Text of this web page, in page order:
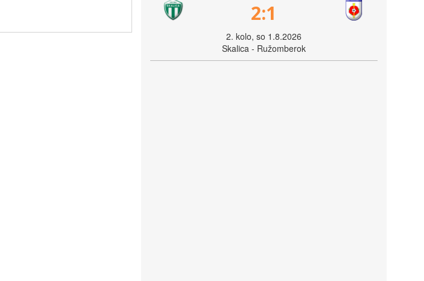
2:1
2. kolo, so 1.8.2026
Skalica - Ružomberok